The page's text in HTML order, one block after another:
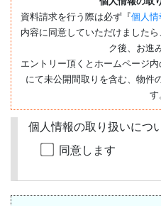
資料請求を行う際は必ず『個人
内容に同意していただけました
ク後、お進
エントリー頂くとホームページ
にて未公開間取りを含む、物件
す。
個人情報の取り扱いにつ
同意します